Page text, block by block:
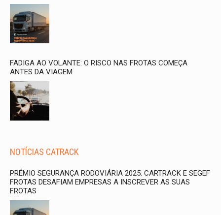
FADIGA AO VOLANTE: O RISCO NAS FROTAS COMEÇA
ANTES DA VIAGEM
NOTÍCIAS CATRACK
PRÉMIO SEGURANÇA RODOVIÁRIA 2025: CARTRACK E SEGEF
FROTAS DESAFIAM EMPRESAS A INSCREVER AS SUAS
FROTAS